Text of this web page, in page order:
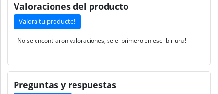
Valoraciones del producto
Valora tu producto!
No se encontraron valoraciones, se el primero en escribir una!
Preguntas y respuestas